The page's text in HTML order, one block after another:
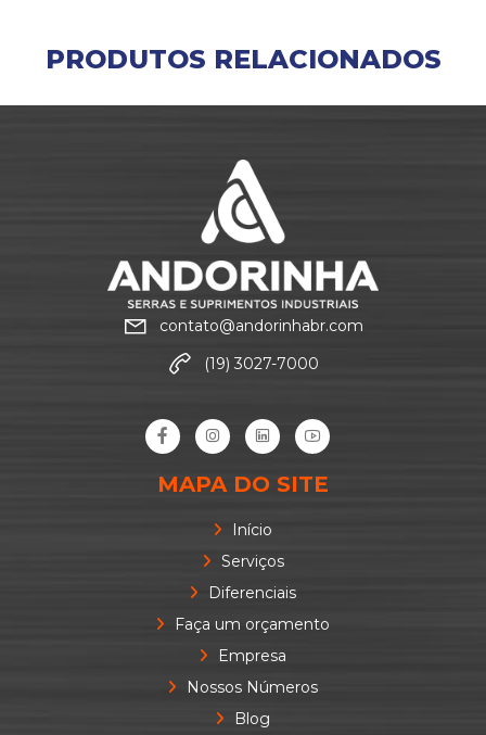
PRODUTOS RELACIONADOS
contato@andorinhabr.com
(19) 3027-7000
MAPA DO SITE
Início
Serviços
Diferenciais
Faça um orçamento
Empresa
Nossos Números
Blog